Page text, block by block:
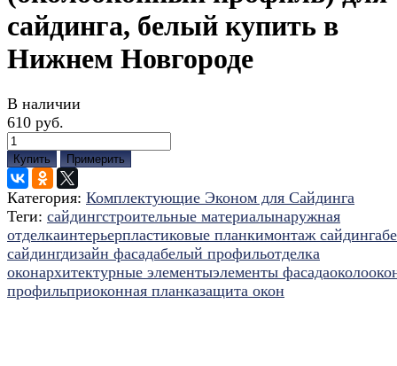
сайдинга, белый купить в
Нижнем Новгороде
В наличии
610 руб.
Купить Примерить
Категория: Комплектующие Эконом для Сайдинга
Теги: сайдингстроительные материалынаружная
отделкаинтерьерпластиковые планкимонтаж сайдинга
сайдингдизайн фасадабелый профильотделка
оконархитектурные элементыэлементы фасада
профильприоконная планказащита окон